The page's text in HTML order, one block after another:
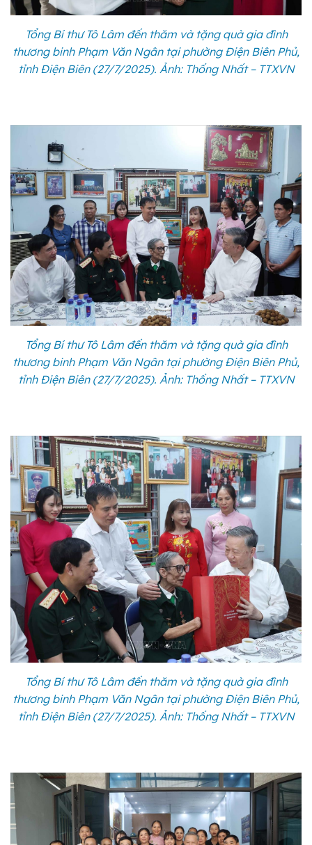
Tổng Bí thư Tô Lâm đến thăm và tặng quà gia đình
thương binh Phạm Văn Ngân tại phường Điện Biên Phủ,
tỉnh Điện Biên (27/7/2025). Ảnh: Thống Nhất – TTXVN
Tổng Bí thư Tô Lâm đến thăm và tặng quà gia đình
thương binh Phạm Văn Ngân tại phường Điện Biên Phủ,
tỉnh Điện Biên (27/7/2025). Ảnh: Thống Nhất – TTXVN
Tổng Bí thư Tô Lâm đến thăm và tặng quà gia đình
thương binh Phạm Văn Ngân tại phường Điện Biên Phủ,
tỉnh Điện Biên (27/7/2025). Ảnh: Thống Nhất – TTXVN